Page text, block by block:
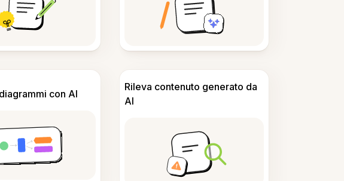
con AI
Rileva contenuto generato da
AI